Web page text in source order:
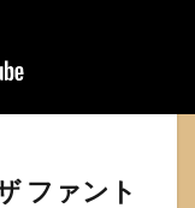
ファント